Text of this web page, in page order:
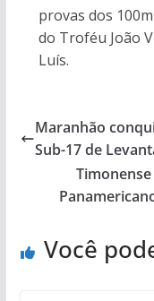
provas dos
do Troféu João
Luís.
Maranhão
Sub-17 de
Você